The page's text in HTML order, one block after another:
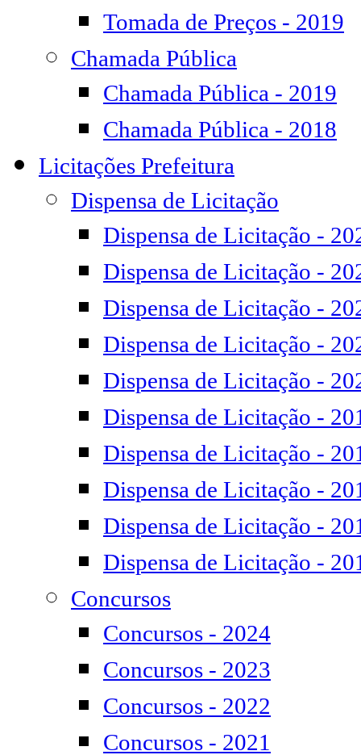
Tomada de Preços - 2019
Chamada Pública
Chamada Pública - 2019
Chamada Pública - 2018
Licitações Prefeitura
Dispensa de Licitação
Dispensa de Licitação -
Dispensa de Licitação -
Dispensa de Licitação -
Dispensa de Licitação -
Dispensa de Licitação -
Dispensa de Licitação -
Dispensa de Licitação -
Dispensa de Licitação -
Dispensa de Licitação -
Dispensa de Licitação -
Concursos
Concursos - 2024
Concursos - 2023
Concursos - 2022
Concursos - 2021